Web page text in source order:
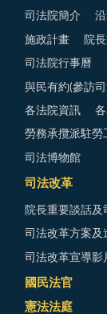
司法院簡介
施政計畫 院
司法院行事曆
與民有約(參訪
各法院資訊
勞務承攬派駐勞
司法博物館
司法改革
院長重要談話及
司法改革方案及
司法改革宣導影
國民法官
憲法法庭